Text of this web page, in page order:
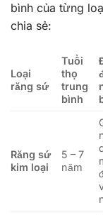
bình của từng
chia sẻ:
Loại
răng sứ
Tuổi
thọ
trung
bình
Răng sứ
kim loại
5 – 7
năm